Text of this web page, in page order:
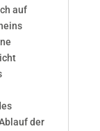
auf
der